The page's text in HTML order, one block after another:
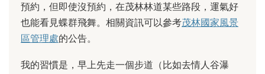
預約，但即使沒預約，在茂林林道某些路段，運氣好
也能看見蝶群飛舞。相關資訊可以參考茂林國家風景
區管理處的公告。
我的習慣是，早上先走一個步道（比如去情人谷瀑